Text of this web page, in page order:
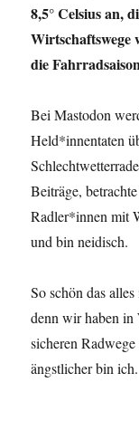
8,5° Celsius an,
Wirtschaftswege
die
Bei Mastodon
Held*innentaten
Beiträge,
Radler*innen mit
und bin neidisch.
So schön das
denn wir haben in
sicheren
ängstlicher bin ich.